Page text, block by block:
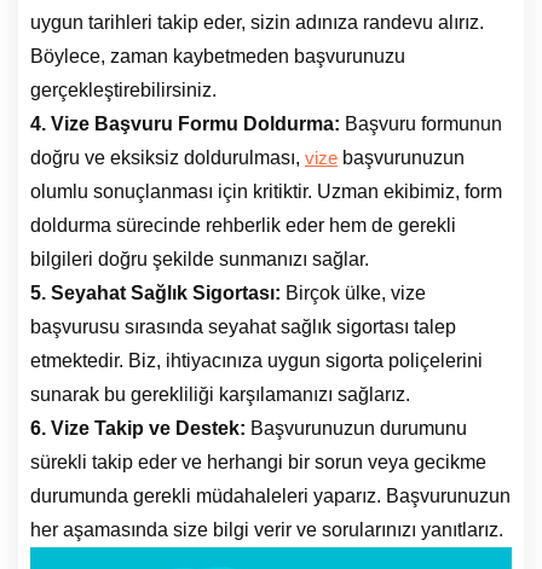
uygun tarihleri takip eder, sizin adınıza randevu alırız.
Böylece, zaman kaybetmeden başvurunuzu
gerçekleştirebilirsiniz.
4. Vize Başvuru Formu Doldurma: Başvuru formunun
doğru ve eksiksiz doldurulması, vize başvurunuzun
olumlu sonuçlanması için kritiktir. Uzman ekibimiz, form
doldurma sürecinde rehberlik eder hem de gerekli
bilgileri doğru şekilde sunmanızı sağlar.
5. Seyahat Sağlık Sigortası: Birçok ülke, vize
başvurusu sırasında seyahat sağlık sigortası talep
etmektedir. Biz, ihtiyacınıza uygun sigorta poliçelerini
sunarak bu gerekliliği karşılamanızı sağlarız.
6. Vize Takip ve Destek: Başvurunuzun durumunu
sürekli takip eder ve herhangi bir sorun veya gecikme
durumunda gerekli müdahaleleri yaparız. Başvurunuzun
her aşamasında size bilgi verir ve sorularınızı yanıtlarız.